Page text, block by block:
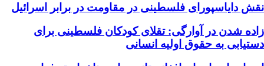
نقش دایاسپورای فلسطینی در مقاومت در برابر اسرائیل
زاده شدن در آوارگی: تقلای کودکان فلسطینی برای
دستیابی به حقوق اولیه انسانی